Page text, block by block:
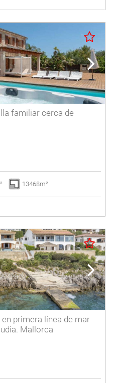
familiar cerca de
13468m²
primera línea de mar
Mallorca